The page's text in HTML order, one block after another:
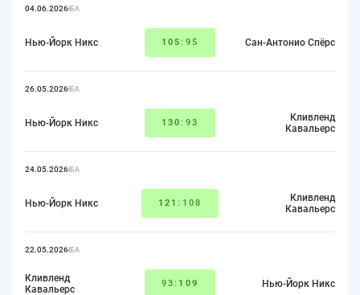
04.06.2026НБА
Нью-Йорк Никс 105:95 Сан-Антонио Спёрс
26.05.2026НБА
Нью-Йорк Никс 130:93
Кливленд
Кавальерс
24.05.2026НБА
Нью-Йорк Никс 121:108
Кливленд
Кавальерс
22.05.2026НБА
Кливленд
Кавальерс
93: 109 Нью-Йорк Никс